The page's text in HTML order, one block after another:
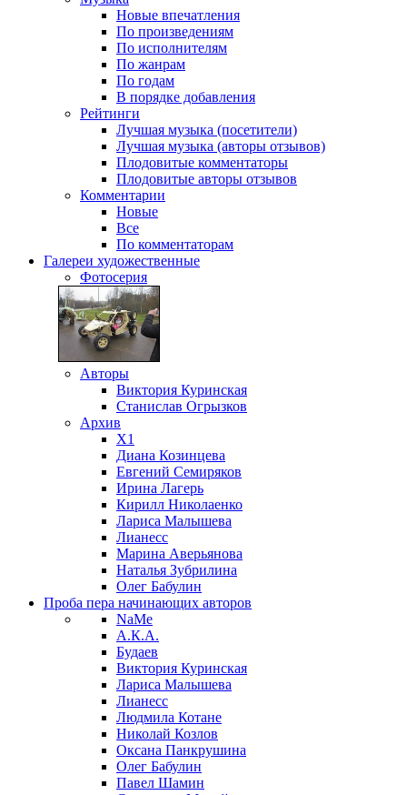
Новые впечатления
По произведениям
По исполнителям
По жанрам
По годам
В порядке добавления
Рейтинги
Лучшая музыка (посетители)
Лучшая музыка (авторы отзывов)
Плодовитые комментаторы
Плодовитые авторы отзывов
Комментарии
Новые
Все
По комментаторам
Галереи художественные
Фотосерия
Авторы
Виктория Куринская
Станислав Огрызков
Архив
X1
Диана Козинцева
Евгений Семиряков
Ирина Лагерь
Кирилл Николаенко
Лариса Малышева
Лианесс
Марина Аверьянова
Наталья Зубрилина
Олег Бабулин
Проба пера начинающих авторов
NaMe
А.К.А.
Будаев
Виктория Куринская
Лариса Малышева
Лианесс
Людмила Котане
Николай Козлов
Оксана Панкрушина
Олег Бабулин
Павел Шамин